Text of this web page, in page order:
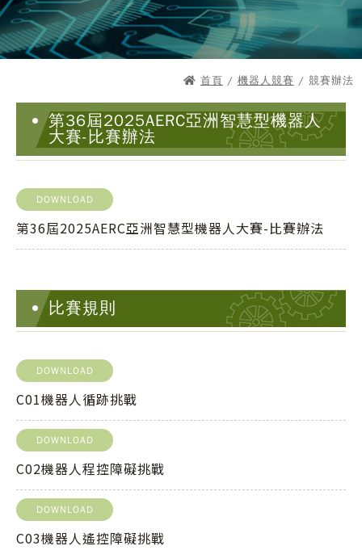
首頁 / 機器人競賽 / 競賽辦法
第36屆2025AERC亞洲智慧型機器人
大賽-比賽辦法
DOWNLOAD
第36屆2025AERC亞洲智慧型機器人大賽-比賽辦法
比賽規則
DOWNLOAD
C01機器人循跡挑戰
DOWNLOAD
C02機器人程控障礙挑戰
DOWNLOAD
C03機器人遙控障礙挑戰